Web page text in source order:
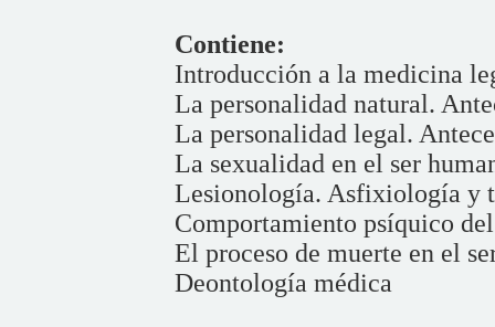
Contiene:
Introducción a la medicina
La personalidad natural.
La personalidad legal.
La sexualidad en el ser
Lesionología. Asfixiología y
Comportamiento psíquico
El proceso de muerte en el
Deontología médica